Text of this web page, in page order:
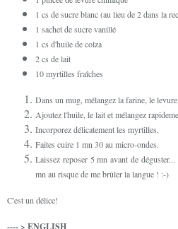
1 cs de sucre blanc (au lieu de 2 dans la
1 sachet de sucre vanillé
1 cs d'huile de colza
2 cs de lait
10 myrtilles fraîches
Dans un mug, mélangez la farine, le
Ajoutez l'huile, le lait et mélangez
Incorporez délicatement les myrtilles.
Faites cuire 1 mn 30 au micro-ondes.
Laissez reposer 5 mn avant de
mn au risque de me brûler la langue ! :-)
C'est un délice!
---- > ENGLISH